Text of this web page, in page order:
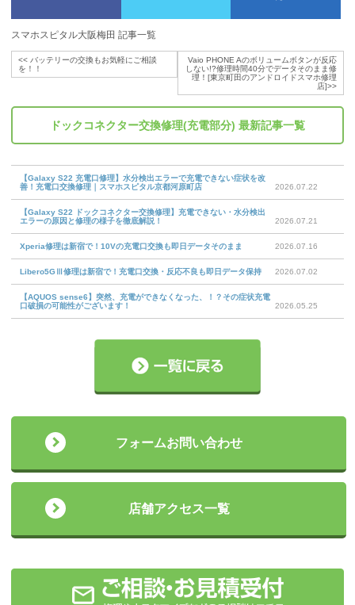
スマホスピタル大阪梅田 記事一覧
<<バッテリーの交換もお気軽にご相談
を！！
Vaio PHONE Aのボリュームボタンが反応
しない!?修理時間40分でデータそのまま修
理！[東京町田のアンドロイドスマホ修理
店]>>
ドックコネクター交換修理(充電部分) 最新記事一覧
【Galaxy S22 充電口修理】水分検出エラーで充電できない症状を改
善！充電口交換修理｜スマホスピタル京都河原町店
2026.07.22
【Galaxy S22 ドックコネクター交換修理】充電できない・水分検出
エラーの原因と修理の様子を徹底解説！
2026.07.21
Xperia修理は新宿で！10Vの充電口交換も即日データそのまま 2026.07.16
Libero5GⅢ修理は新宿で！充電口交換・反応不良も即日データ保持 2026.07.02
【AQUOS sense6】突然、充電ができなくなった、！？その症状充電
口破損の可能性がございます！
2026.05.25
フォームお問い合わせ
店舗アクセス一覧